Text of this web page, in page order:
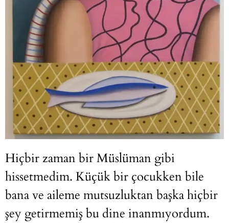
Hiçbir zaman bir Müslüman gibi
hissetmedim. Küçük bir çocukken bile
bana ve aileme mutsuzluktan başka hiçbir
şey getirmemiş bu dine inanmıyordum.